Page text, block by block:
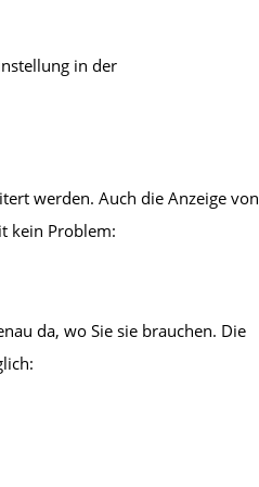
in der
werden. Auch die Anzeige von
kein Problem:
da, wo Sie sie brauchen. Die